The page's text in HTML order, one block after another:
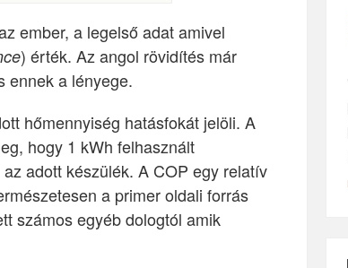
ember, a legelső adat amivel
) érték. Az angol rövidítés már
ennek a lényege.
hőmennyiség hatásfokát jelöli. A
hogy 1 kWh felhasznált
adott készülék. A COP egy relatív
a primer oldali forrás
számos egyéb dologtól amik